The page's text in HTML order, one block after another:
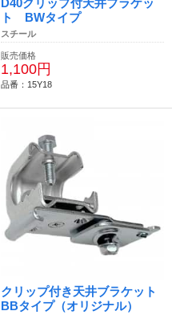
ト BWタイプ
スチール
販売価格
1,100円
品番：15Y18
クリップ付き天井ブラケット
BBタイプ（オリジナル）